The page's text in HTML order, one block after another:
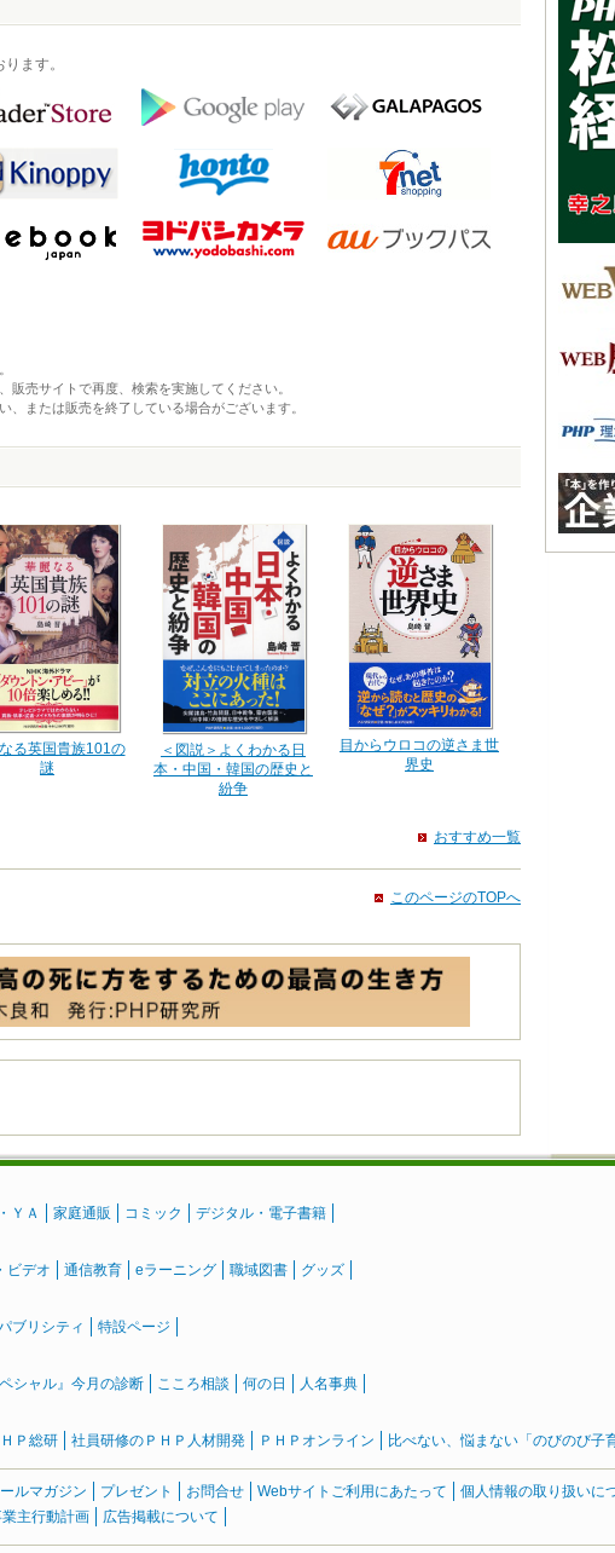
ます。
売サイトで再度、検索を実施してください。
または販売を終了している場合がございます。
る英国貴族101の
謎
＜図説＞よくわかる日
本・中国・韓国の歴史と
紛争
目からウロコの逆さま世
界史
おすすめ一覧
このページのTOPへ
ＹＡ 家庭通販 コミック デジタル・電子書籍
ビデオ 通信教育 eラーニング 職域図書 グッズ
ブリシティ 特設ページ
ペシャル』今月の診断 こころ相談 何の日 人名事典
Ｐ総研 社員研修のＰＨＰ人材開発 ＰＨＰオンライン 比べない、悩まない「のびのび子
ールマガジン プレゼント お問合せ Webサイトご利用にあたって 個人情報の取り扱いに
主行動計画 広告掲載について